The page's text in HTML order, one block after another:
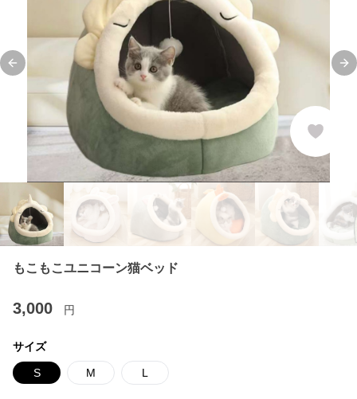
Previous slide
もこもこユニコーン猫ベッド
3,000 円
サイズ
S M L